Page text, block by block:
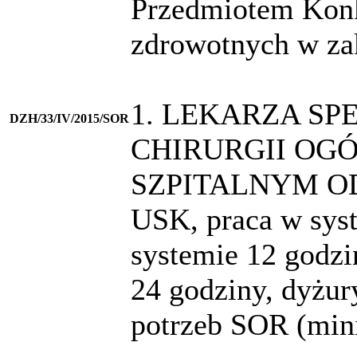
DZH/33/IV/2015/SOR
Przedmiotem
zdrowotnych w
1. LEKARZA
CHIRURGII
SZPITALNYM
USK, praca w
systemie 12
24 godziny,
potrzeb SOR